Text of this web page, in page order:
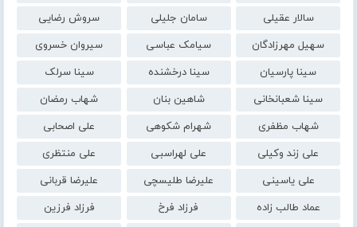
سالار عقیلی
سامان جلیلی
سروش رضایی
سهیل مهرزادگان
سیامک عباسی
سیروان خسروی
سینا پارسیان
سینا درخشنده
سینا سرلک
سینا شعبانخانی
شاهین بنان
شهاب رمضان
شهاب مظفری
شهرام شکوهی
علی اصحابی
علی زند وکیلی
علی لهراسبی
علی منتظری
علی یاسینی
علیرضا طلیسچی
علیرضا قربانی
عماد طالب زاده
فرزاد فرخ
فرزاد فرزین